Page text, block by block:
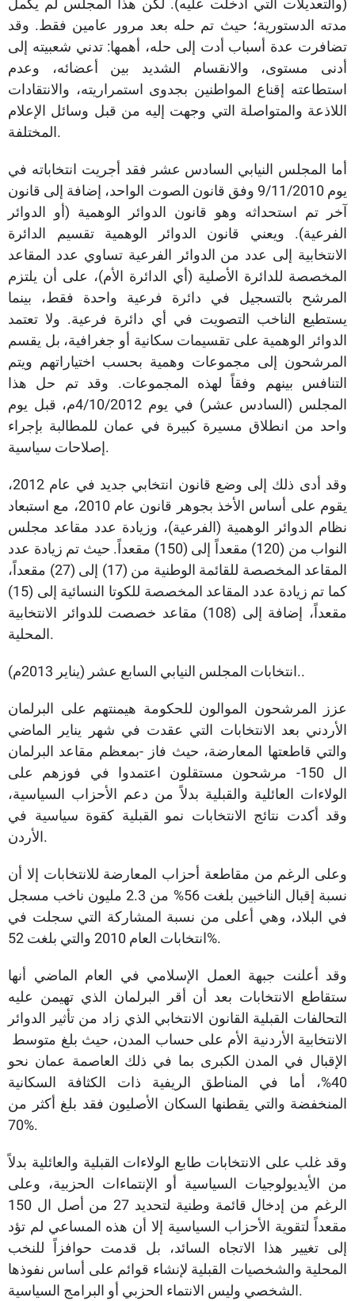
(والتعديلات التي أدخلت عليه). لكن هذا المجلس لم يكمل
مدته الدستورية؛ حيث تم حله بعد مرور عامين فقط. وقد
تضافرت عدة أسباب أدت إلى حله، أهمها: تدني شعبيته إلى
أدنى مستوى، والانقسام الشديد بين أعضائه، وعدم
استطاعته إقناع المواطنين بجدوى استمراريته، والانتقادات
اللاذعة والمتواصلة التي وجهت إليه من قبل وسائل الإعلام
المختلفة.
أما المجلس النيابي السادس عشر فقد أجريت انتخاباته في
يوم 9/11/2010 وفق قانون الصوت الواحد، إضافة إلى قانون
آخر تم استحداثه وهو قانون الدوائر الوهمية (أو الدوائر
الفرعية). ويعني قانون الدوائر الوهمية تقسيم الدائرة
الانتخابية إلى عدد من الدوائر الفرعية تساوي عدد المقاعد
المخصصة للدائرة الأصلية (أي الدائرة الأم)، على أن يلتزم
المرشح بالتسجيل في دائرة فرعية واحدة فقط، بينما
يستطيع الناخب التصويت في أي دائرة فرعية. ولا تعتمد
الدوائر الوهمية على تقسيمات سكانية أو جغرافية، بل يقسم
المرشحون إلى مجموعات وهمية بحسب اختياراتهم ويتم
التنافس بينهم وفقاً لهذه المجموعات. وقد تم حل هذا
المجلس (السادس عشر) في يوم 4/10/2012م، قبل يوم
واحد من انطلاق مسيرة كبيرة في عمان للمطالبة بإجراء
إصلاحات سياسية.
وقد أدى ذلك إلى وضع قانون انتخابي جديد في عام 2012،
يقوم على أساس الأخذ بجوهر قانون عام 2010، مع استبعاد
نظام الدوائر الوهمية (الفرعية)، وزيادة عدد مقاعد مجلس
النواب من (120) مقعداً إلى (150) مقعداً. حيث تم زيادة عدد
المقاعد المخصصة للقائمة الوطنية من (17) إلى (27) مقعداً،
كما تم زيادة عدد المقاعد المخصصة للكوتا النسائية إلى (15)
مقعداً، إضافة إلى (108) مقاعد خصصت للدوائر الانتخابية
المحلية.
انتخابات المجلس النيابي السابع عشر (يناير 2013م)..
عزز المرشحون الموالون للحكومة هيمنتهم على البرلمان
الأردني بعد الانتخابات التي عقدت في شهر يناير الماضي
والتي قاطعتها المعارضة، حيث فاز -بمعظم مقاعد البرلمان
ال 150- مرشحون مستقلون اعتمدوا في فوزهم على
الولاءات العائلية والقبلية بدلاً من دعم الأحزاب السياسية،
وقد أكدت نتائج الانتخابات نمو القبلية كقوة سياسية في
الأردن.
وعلى الرغم من مقاطعة أحزاب المعارضة للانتخابات إلا أن
نسبة إقبال الناخبين بلغت 56% من 2.3 مليون ناخب مسجل
في البلاد، وهي أعلى من نسبة المشاركة التي سجلت في
انتخابات العام 2010 والتي بلغت 52%.
وقد أعلنت جبهة العمل الإسلامي في العام الماضي أنها
ستقاطع الانتخابات بعد أن أقر البرلمان الذي تهيمن عليه
التحالفات القبلية القانون الانتخابي الذي زاد من تأثير الدوائر
الانتخابية الأردنية الأم على حساب المدن، حيث بلغ متوسط ​​
الإقبال في المدن الكبرى بما في ذلك العاصمة عمان نحو
40%، أما في المناطق الريفية ذات الكثافة السكانية
المنخفضة والتي يقطنها السكان الأصليون فقد بلغ أكثر من
70%.
وقد غلب على الانتخابات طابع الولاءات القبلية والعائلية بدلاً
من الأيديولوجيات السياسية أو الإنتماءات الحزبية، وعلى
الرغم من إدخال قائمة وطنية لتحديد 27 من أصل ال 150
مقعداً لتقوية الأحزاب السياسية إلا أن هذه المساعي لم تؤد
إلى تغيير هذا الاتجاه السائد، بل قدمت حوافزاً للنخب
المحلية والشخصيات القبلية لإنشاء قوائم على أساس نفوذها
الشخصي وليس الانتماء الحزبي أو البرامج السياسية.